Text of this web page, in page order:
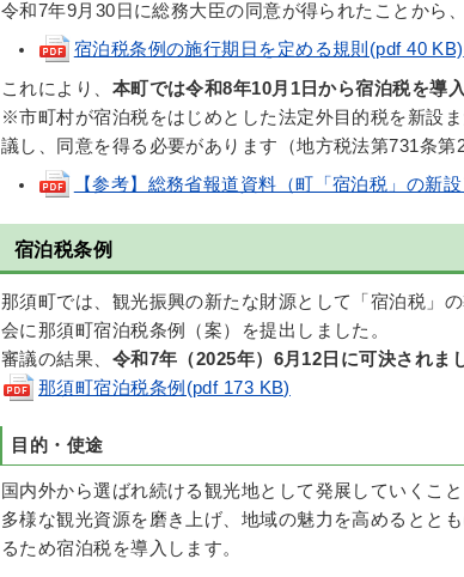
令和7年9月30日に総務大臣の同意が得られたことから
宿泊税条例の施行期日を定める規則(pdf 40 KB)
これにより、 本町では令和8年10月1日から宿泊税を導
※市町村が宿泊税をはじめとした法定外目的税を新設
議し、同意を得る必要があります（地方税法第731条第2
【参考】総務省報道資料（町「宿泊税」の新
宿泊税条例
那須町では、観光振興の新たな財源として「宿泊税」
会に那須町宿泊税条例（案）を提出しました。
審議の結果、 令和7年（2025年）6月12日に可決されま
那須町宿泊税条例(pdf 173 KB)
目的・使途
国内外から選ばれ続ける観光地として発展していくこ
多様な観光資源を磨き上げ、地域の魅力を高めるとと
るため宿泊税を導入します。